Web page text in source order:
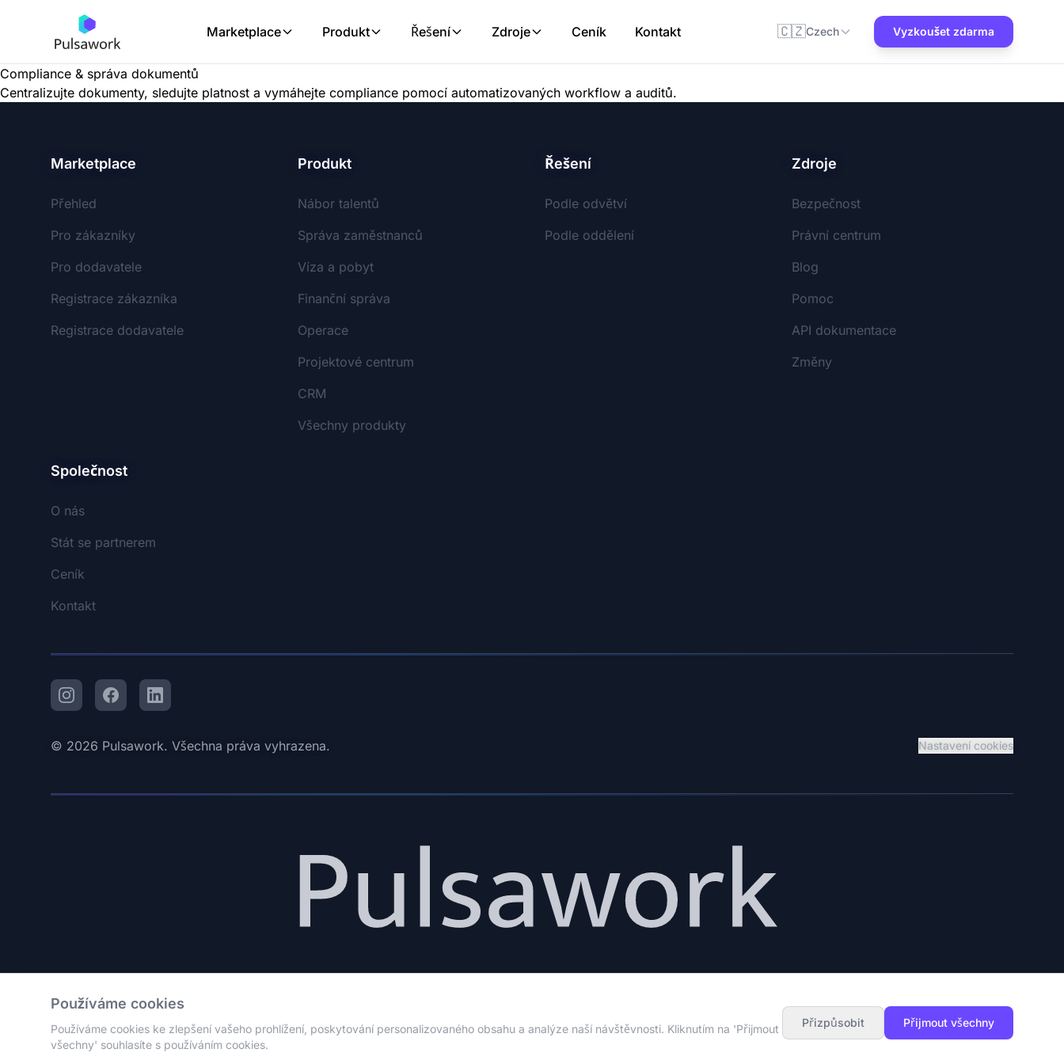
Marketplace Produkt Řešení Zdroje Ceník Kontakt 🇨🇿Czech Vyzkoušet zdarma
Compliance & správa dokumentů
Centralizujte dokumenty, sledujte platnost a vymáhejte compliance pomocí automatizovaných workflow a auditů.
Marketplace
Přehled
Pro zákazníky
Pro dodavatele
Registrace zákazníka
Registrace dodavatele
Produkt
Nábor talentů
Správa zaměstnanců
Víza a pobyt
Finanční správa
Operace
Projektové centrum
CRM
Všechny produkty
Řešení
Podle odvětví
Podle oddělení
Zdroje
Bezpečnost
Právní centrum
Blog
Pomoc
API dokumentace
Změny
Společnost
O nás
Stát se partnerem
Ceník
Kontakt
InstagramFacebookLinkedIn
© 2026 Pulsawork. Všechna práva vyhrazena. Nastavení cookies
Používáme cookies
Používáme cookies ke zlepšení vašeho prohlížení, poskytování personalizovaného obsahu a analýze naší návštěvnosti. Kliknutím na 'Přijmout
všechny' souhlasíte s používáním cookies.
Přizpůsobit Přijmout všechny